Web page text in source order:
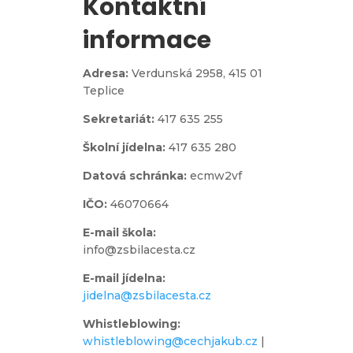
Kontaktní
informace
Adresa: Verdunská 2958, 415 01
Teplice
Sekretariát: 417 635 255
Školní jídelna: 417 635 280
Datová schránka: ecmw2vf
IČO: 46070664
E-mail škola:
info@zsbilacesta.cz
E-mail jídelna:
jidelna@zsbilacesta.cz
Whistleblowing:
whistleblowing@cechjakub.cz |